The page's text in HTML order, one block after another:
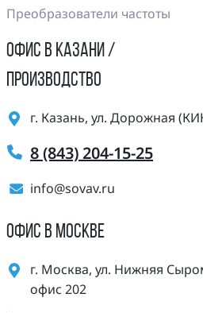
Преобразователи частоты
ОФИС В КАЗАНИ /
ПРОИЗВОДСТВО
г. Казань, ул. Дорожная
8 (843) 204-15-25
info@sovav.ru
ОФИС В МОСКВЕ
г. Москва, ул. Нижняя
офис 202